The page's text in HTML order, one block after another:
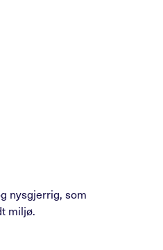
nysgjerrig, som
miljø.